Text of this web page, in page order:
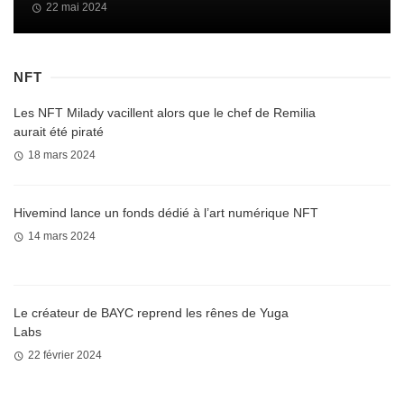
22 mai 2024
NFT
Les NFT Milady vacillent alors que le chef de Remilia
aurait été piraté
18 mars 2024
Hivemind lance un fonds dédié à l’art numérique NFT
14 mars 2024
Le créateur de BAYC reprend les rênes de Yuga
Labs
22 février 2024